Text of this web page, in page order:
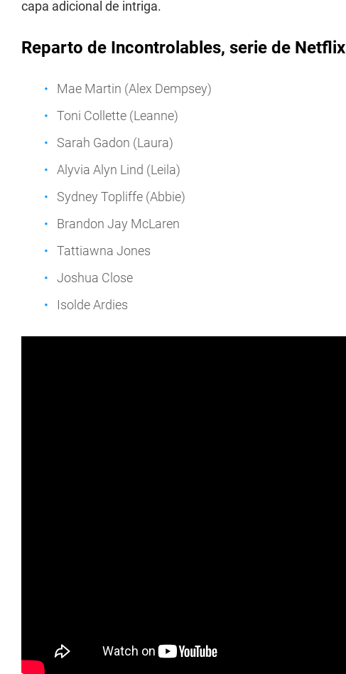
capa adicional de intriga.
Reparto de Incontrolables, serie de Netflix
Mae Martin (Alex Dempsey)
Toni Collette (Leanne)
Sarah Gadon (Laura)
Alyvia Alyn Lind (Leila)
Sydney Topliffe (Abbie)
Brandon Jay McLaren
Tattiawna Jones
Joshua Close
Isolde Ardies